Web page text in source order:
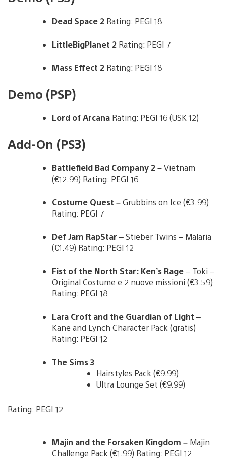
Dead Space 2 Rating: PEGI 18
LittleBigPlanet 2 Rating: PEGI 7
Mass Effect 2 Rating: PEGI 18
Demo (PSP)
Lord of Arcana Rating: PEGI 16 (USK 12)
Add-On (PS3)
Battlefield Bad Company 2 –Vietnam
(€12.99) Rating: PEGI 16
Costume Quest –Grubbins on Ice (€3.99)
Rating: PEGI 7
Def Jam RapStar – Stieber Twins – Malaria
(€1.49) Rating: PEGI 12
Fist of the North Star: Ken’s Rage– Toki –
Original Costume e 2 nuove missioni (€3.59)
Rating: PEGI 18
Lara Croft and the Guardian of Light –
Kane and Lynch Character Pack (gratis)
Rating: PEGI 12
The Sims 3
Hairstyles Pack (€9.99)
Ultra Lounge Set (€9.99)
Rating: PEGI 12
Majin and the Forsaken Kingdom – Majin
Challenge Pack (€1.99) Rating: PEGI 12